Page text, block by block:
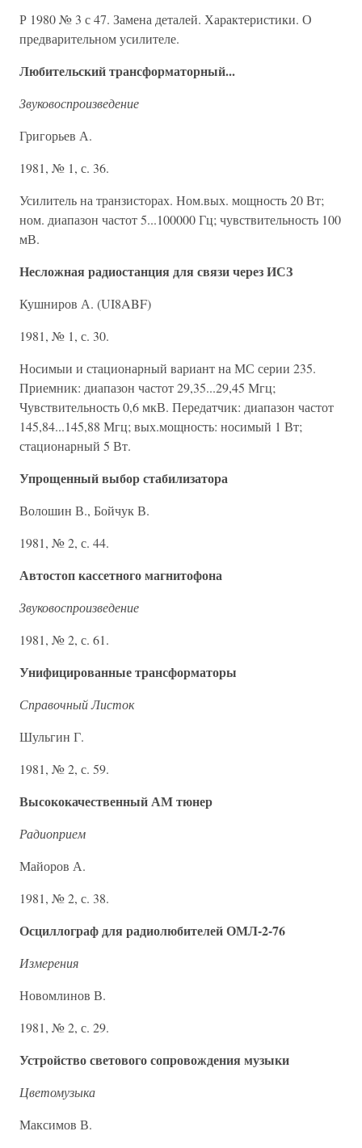
Р 1980 № 3 с 47. Замена деталей. Характеристики. О
предварительном усилителе.
Любительский трансформаторный...
Звуковоспроизведение
Григорьев А.
1981, № 1, с. 36.
Усилитель на транзисторах. Ном.вых. мощность 20 Вт;
ном. диапазон частот 5...100000 Гц; чувствительность 100
мВ.
Несложная радиостанция для связи через ИСЗ
Кушниров А. (UI8ABF)
1981, № 1, с. 30.
Носимыи и стационарный вариант на МС серии 235.
Приемник: диапазон частот 29,35...29,45 Мгц;
Чувствительность 0,6 мкВ. Передатчик: диапазон частот
145,84...145,88 Мгц; вых.мощность: носимый 1 Вт;
стационарный 5 Вт.
Упрощенный выбор стабилизатора
Волошин В., Бойчук В.
1981, № 2, с. 44.
Автостоп кассетного магнитофона
Звуковоспроизведение
1981, № 2, с. 61.
Унифицированные трансформаторы
Справочный Листок
Шульгин Г.
1981, № 2, с. 59.
Высококачественный АМ тюнер
Радиоприем
Майоров А.
1981, № 2, с. 38.
Осциллограф для радиолюбителей ОМЛ-2-76
Измерения
Новомлинов В.
1981, № 2, с. 29.
Устройство светового сопровождения музыки
Цветомузыка
Максимов В.